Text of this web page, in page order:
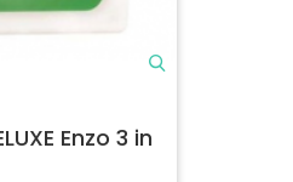
Enzo 3 in